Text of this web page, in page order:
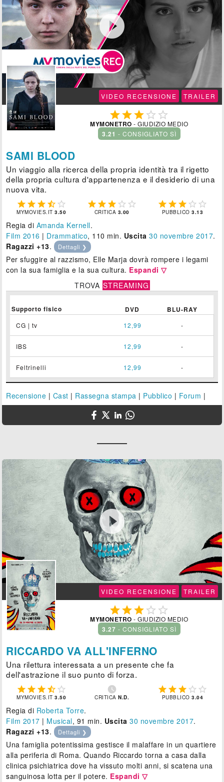

VIDEO RECENSIONE TRAILER
  
MYMONETRO - GIUDIZIO MEDIO
3.21 - CONSIGLIATO SÌ
SAMI BLOOD
Un viaggio alla ricerca della propria identità tra il rigetto
della propria cultura d'appartenenza e il desiderio di una
nuova vita.
    
MYMOVIES.IT3.50
    
CRITICA 3.00
    
PUBBLICO3.13
Regia di Amanda Kernell.
Film 2016 | Drammatico, 110 min. Uscita 30 novembre 2017.
Ragazzi +13. Dettagli ❯
Per sfuggire al razzismo, Elle Marja dovrà rompere i legami
con la sua famiglia e la sua cultura. Espandi ▽
TROVA STREAMING
Supporto fisico DVD BLU-RAY
CG | tv 12,99 -
IBS 12,99 -
Feltrinelli 12,99 -
Recensione | Cast | Rassegna stampa | Pubblico | Forum |

VIDEO RECENSIONE TRAILER
  
MYMONETRO - GIUDIZIO MEDIO
3.27 - CONSIGLIATO SÌ
RICCARDO VA ALL'INFERNO
Una rilettura interessata a un presente che fa
dell'astrazione il suo punto di forza.
    
MYMOVIES.IT3.50

CRITICAN.D.
    
PUBBLICO3.04
Regia di Roberta Torre.
Film 2017 | Musical, 91 min. Uscita 30 novembre 2017.
Ragazzi +13. Dettagli ❯
Una famiglia potentissima gestisce il malaffare in un quartiere
alla periferia di Roma. Quando Riccardo torna a casa dalla
clinica psichiatrica dove ha vissuto molti anni, si scatena una
sanguinosa lotta per il potere. Espandi ▽